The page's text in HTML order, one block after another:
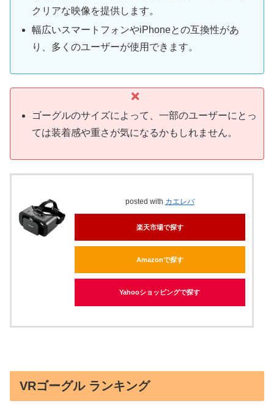
クリアな映像を提供します。
幅広いスマートフォンやiPhoneとの互換性があ
り、多くのユーザーが使用できます。
ゴーグルのサイズによって、一部のユーザーにとっ
ては装着感や重さが気になるかもしれません。
posted with カエレバ
楽天市場で探す
Amazonで探す
Yahooショッピングで探す
VRゴーグル ランキング